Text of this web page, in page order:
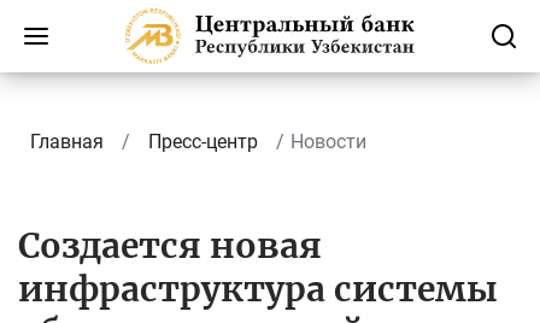
Главная Пресс-центр Новости
Создается новая
инфраструктура системы